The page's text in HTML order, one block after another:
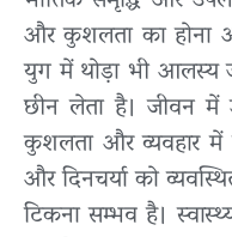
और कुशलता का होना
युग में थोड़ा भी
छीन लेता है। जीवन में
कुशलता और व्यवहार
और दिनचर्या को
टिकना सम्भव है।